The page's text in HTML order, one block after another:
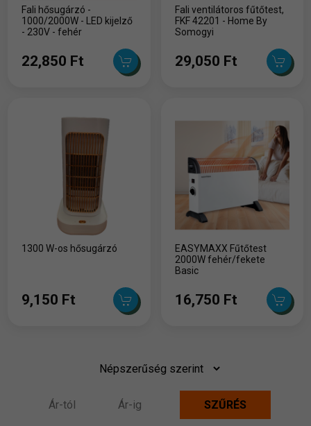
Fali hősugárzó -
1000/2000W - LED kijelző
- 230V - fehér
22,850 Ft
Fali ventilátoros fűtőtest,
FKF 42201 - Home By
Somogyi
29,050 Ft
1300 W-os hősugárzó
9,150 Ft
EASYMAXX Fűtőtest
2000W fehér/fekete
Basic
16,750 Ft